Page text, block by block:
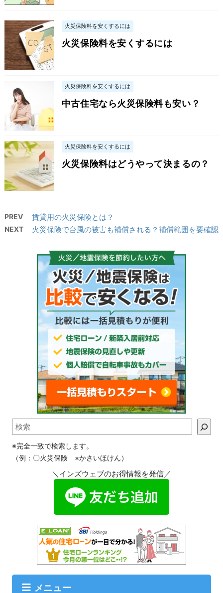
火災保険料を安くするには
火災保険料を安くするには
火災保険料を安くするには
中古住宅なら火災保険料も安い？
火災保険料を安くするには
火災保険料はどうやって決まるの？
PREV 賃貸用の火災保険とは？
NEXT 火災保険で台風の被害も補償される？補償範囲を要確認
※完全一致で検索します。
（例：〇火災保険 ×かさいほけん）
＼インズウェブのお得情報を発信／
メニュー